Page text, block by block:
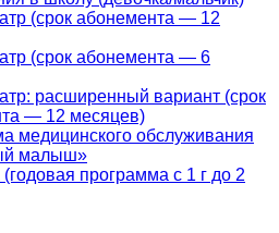
(срок абонемента — 12
(срок абонемента — 6
расширенный вариант (срок
— 12 месяцев)
медицинского обслуживания
малыш»
программа с 1 г до 2